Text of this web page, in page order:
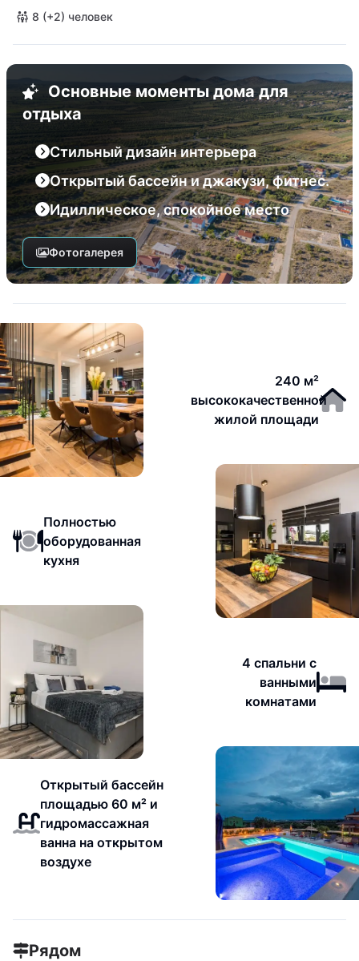
8 (+2) человек
Основные моменты дома для
отдыха
Стильный дизайн интерьера
Открытый бассейн и джакузи, фитнес.
Идиллическое, спокойное место
Фотогалерея
240 м²
высококачественной
жилой площади
Полностью
оборудованная
кухня
4 спальни с
ванными
комнатами
Открытый бассейн
площадью 60 м² и
гидромассажная
ванна на открытом
воздухе
Рядом